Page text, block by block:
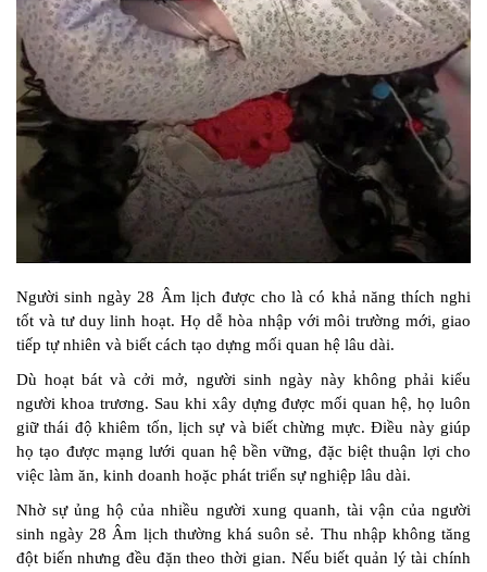
Người sinh ngày 28 Âm lịch được cho là có khả năng thích nghi
tốt và tư duy linh hoạt. Họ dễ hòa nhập với môi trường mới, giao
tiếp tự nhiên và biết cách tạo dựng mối quan hệ lâu dài.
Dù hoạt bát và cởi mở, người sinh ngày này không phải kiểu
người khoa trương. Sau khi xây dựng được mối quan hệ, họ luôn
giữ thái độ khiêm tốn, lịch sự và biết chừng mực. Điều này giúp
họ tạo được mạng lưới quan hệ bền vững, đặc biệt thuận lợi cho
việc làm ăn, kinh doanh hoặc phát triển sự nghiệp lâu dài.
Nhờ sự ủng hộ của nhiều người xung quanh, tài vận của người
sinh ngày 28 Âm lịch thường khá suôn sẻ. Thu nhập không tăng
đột biến nhưng đều đặn theo thời gian. Nếu biết quản lý tài chính